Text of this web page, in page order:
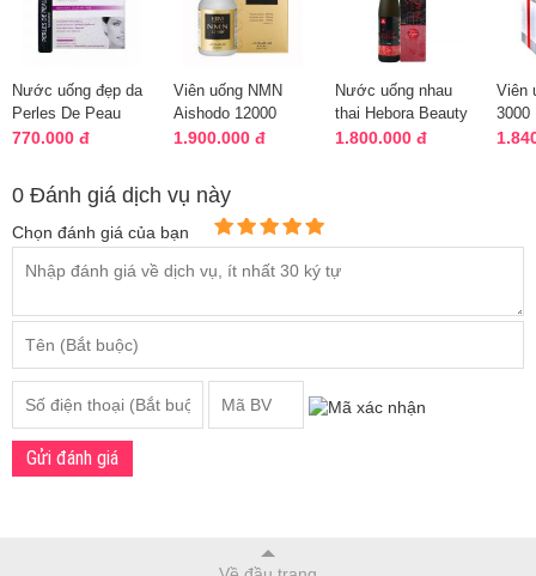
Nước uống đẹp da
Perles De Peau
Radiance
770.000 đ
Viên uống NMN
Aishodo 12000
Nhật Bản - Hộp 60
1.900.000 đ
Nước uống nhau
thai Hebora Beauty
Drink Placenta
1.800.000 đ
Viên
3000
Nhật
0 Đánh giá dịch vụ này
Chọn đánh giá của bạn
Gửi đánh giá